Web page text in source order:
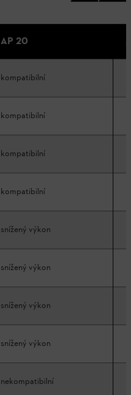
AP 20
kompatibilní
kompatibilní
kompatibilní
kompatibilní
snížený výkon
snížený výkon
snížený výkon
snížený výkon
nekompatibilní